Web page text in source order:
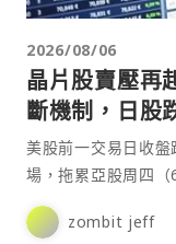
2026/08/06
晶片股賣壓再
斷機制，日股
美股前一交易日收
場，拖累亞股周四（
重挫逾5%，觸發
zombit jeff